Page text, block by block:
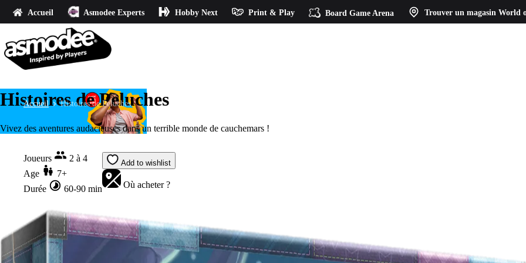
Accueil Asmodee Experts Hobby Next Print & Play Board Game Arena Trouver un magasin World
Accueil Histoires de Peluches
Histoires de Peluches
Vivez des aventures audacieuses dans un terrible monde de cauchemars !
Joueurs
2 à 4
Age
7+
Durée
60-90 min
Add to wishlist
Où acheter ?